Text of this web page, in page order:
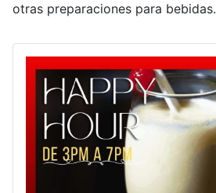
otras preparaciones para bebidas.